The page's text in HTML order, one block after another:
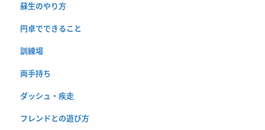
蘇生のやり方
円卓でできること
訓練場
両手持ち
ダッシュ・疾走
フレンドとの遊び方